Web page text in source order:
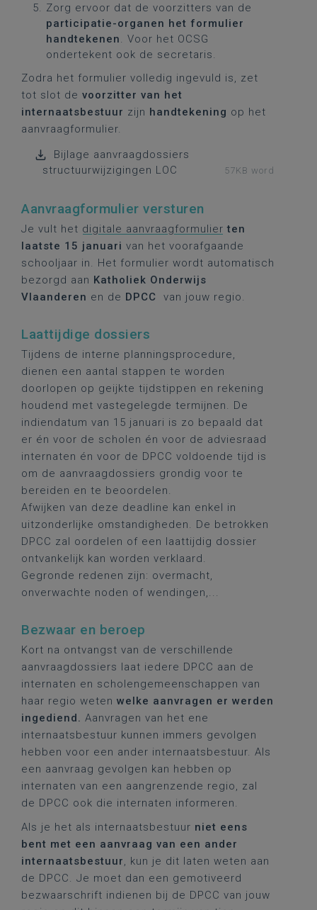
Zorg ervoor dat de voorzitters van de
participatie-organen het formulier
handtekenen. Voor het OCSG
ondertekent ook de secretaris.
Zodra het formulier volledig ingevuld is, zet
tot slot de voorzitter van het
internaatsbestuur zijn handtekening op het
aanvraagformulier.
Bijlage aanvraagdossiers
structuurwijzigingen LOC
57KB word
Aanvraagformulier versturen
Je vult het digitale aanvraagformulier ten
laatste 15 januari van het voorafgaande
schooljaar in. Het formulier wordt automatisch
bezorgd aan Katholiek Onderwijs
Vlaanderen en de DPCC van jouw regio.
Laattijdige dossiers
Tijdens de interne planningsprocedure,
dienen een aantal stappen te worden
doorlopen op geijkte tijdstippen en rekening
houdend met vastegelegde termijnen. De
indiendatum van 15 januari is zo bepaald dat
er én voor de scholen én voor de adviesraad
internaten én voor de DPCC voldoende tijd is
om de aanvraagdossiers grondig voor te
bereiden en te beoordelen.
Afwijken van deze deadline kan enkel in
uitzonderlijke omstandigheden. De betrokken
DPCC zal oordelen of een laattijdig dossier
ontvankelijk kan worden verklaard.
Gegronde redenen zijn: overmacht,
onverwachte noden of wendingen,...
Bezwaar en beroep
Kort na ontvangst van de verschillende
aanvraagdossiers laat iedere DPCC aan de
internaten en scholengemeenschappen van
haar regio weten welke aanvragen er werden
ingediend. Aanvragen van het ene
internaatsbestuur kunnen immers gevolgen
hebben voor een ander internaatsbestuur. Als
een aanvraag gevolgen kan hebben op
internaten van een aangrenzende regio, zal
de DPCC ook die internaten informeren.
Als je het als internaatsbestuur niet eens
bent met een aanvraag van een ander
internaatsbestuur, kun je dit laten weten aan
de DPCC. Je moet dan een gemotiveerd
bezwaarschrift indienen bij de DPCC van jouw